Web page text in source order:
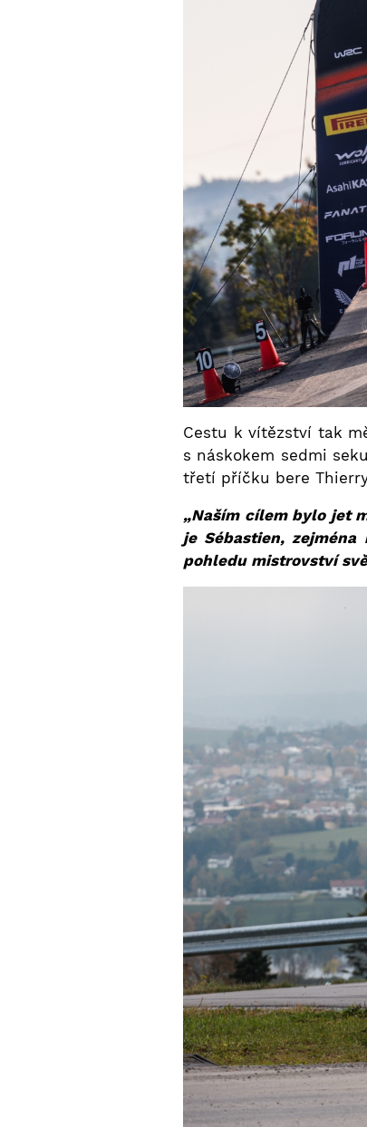
Cestu k vítězství tak
s náskokem sedmi
třetí příčku bere
„Naším cílem bylo jet
je Sébastien,
pohledu mistrovství